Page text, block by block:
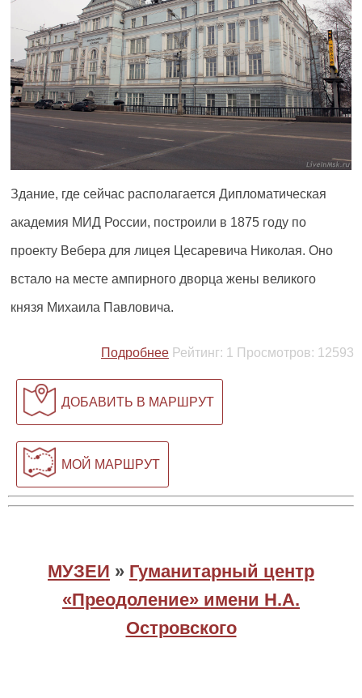
Здание, где сейчас располагается Дипломатическая
академия МИД России, построили в 1875 году по
проекту Вебера для лицея Цесаревича Николая. Оно
встало на месте ампирного дворца жены великого
князя Михаила Павловича.
Подробнее Рейтинг: 1 Просмотров: 12593
ДОБАВИТЬ В МАРШРУТ
МОЙ МАРШРУТ
МУЗЕИ » Гуманитарный центр
«Преодоление» имени Н.А.
Островского